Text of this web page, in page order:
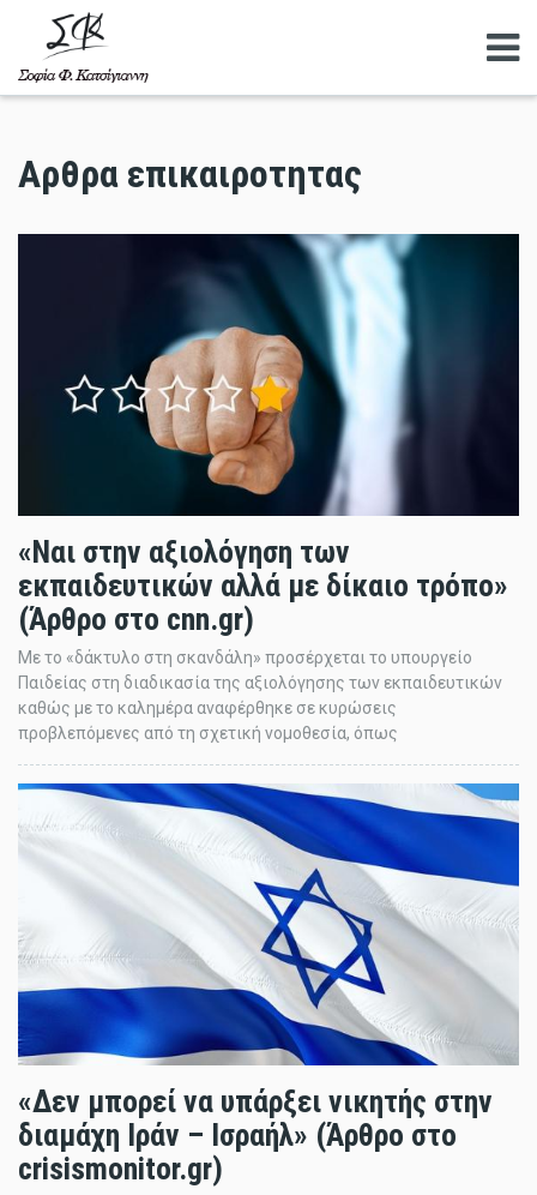
Αρθρα επικαιροτητας
«Ναι στην αξιολόγηση των
εκπαιδευτικών αλλά με δίκαιο τρόπο»
(Άρθρο στο cnn.gr)
Με το «δάκτυλο στη σκανδάλη» προσέρχεται το υπουργείο
Παιδείας στη διαδικασία της αξιολόγησης των εκπαιδευτικών
καθώς με το καλημέρα αναφέρθηκε σε κυρώσεις
προβλεπόμενες από τη σχετική νομοθεσία, όπως
«Δεν μπορεί να υπάρξει νικητής στην
διαμάχη Ιράν – Ισραήλ» (Άρθρο στο
crisismonitor.gr)